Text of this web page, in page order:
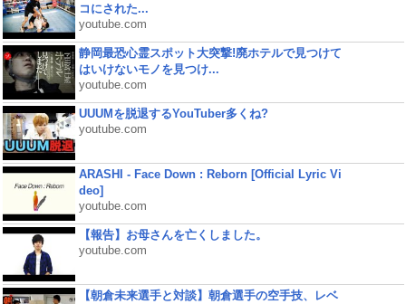
コにされた...
youtube.com
静岡最恐心霊スポット大突撃!廃ホテルで見つけて
はいけないモノを見つけ...
youtube.com
UUUMを脱退するYouTuber多くね?
youtube.com
ARASHI - Face Down : Reborn [Official Lyric Vi
deo]
youtube.com
【報告】お母さんを亡くしました。
youtube.com
【朝倉未来選手と対談】朝倉選手の空手技、レベ